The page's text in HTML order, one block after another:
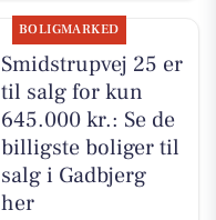
BOLIGMARKED
Smidstrupvej 25 er
til salg for kun
645.000 kr.: Se de
billigste boliger til
salg i Gadbjerg
her